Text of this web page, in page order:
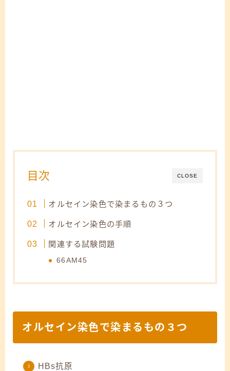
CLOSE
目次
オルセイン染色で染まるもの３つ
オルセイン染色の手順
関連する試験問題
66AM45
オルセイン染色で染まるもの３つ
HBs抗原